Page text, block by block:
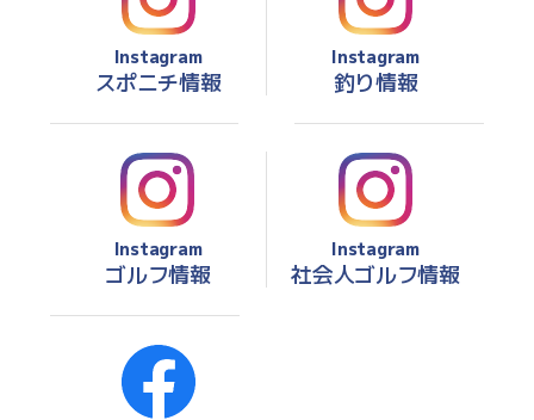
Instagram
スポニチ情報
Instagram
釣り情報
Instagram
ゴルフ情報
Instagram
社会人ゴルフ情報